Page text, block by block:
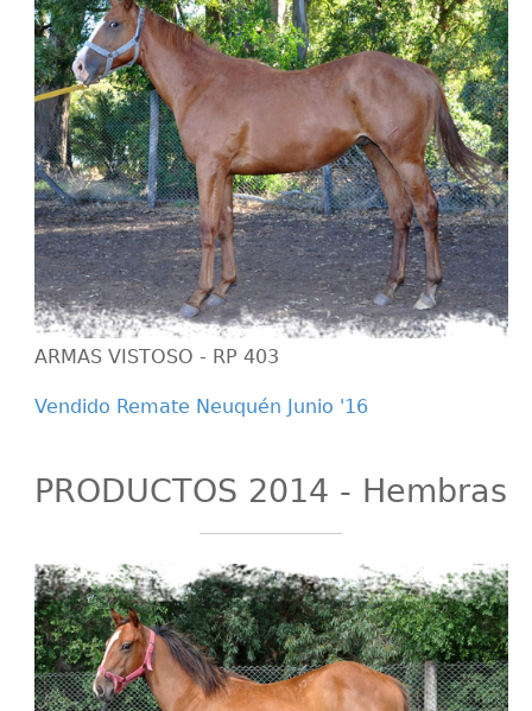
ARMAS VISTOSO - RP 403
Vendido Remate Neuquén Junio '16
PRODUCTOS 2014 - Hembras